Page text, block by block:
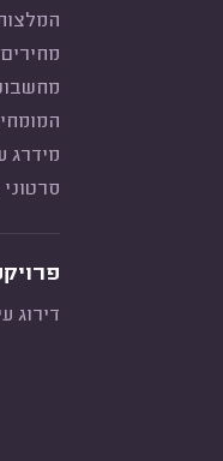
מחירים
מידרג
דירוג